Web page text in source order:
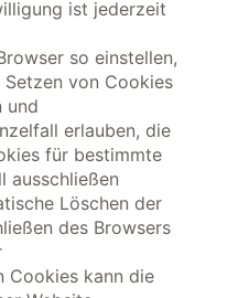
ist jederzeit
so einstellen,
von Cookies
und
erlauben, die
für bestimmte
ausschließen
Löschen der
des Browsers
Cookies kann die